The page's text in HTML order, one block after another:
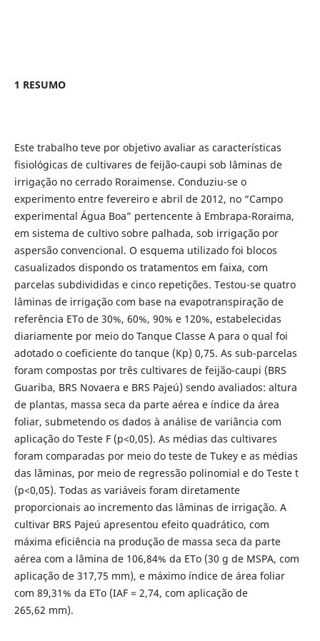
1 RESUMO
Este trabalho teve por objetivo avaliar as características
fisiológicas de cultivares de feijão-caupi sob lâminas de
irrigação no cerrado Roraimense. Conduziu-se o
experimento entre fevereiro e abril de 2012, no “Campo
experimental Água Boa” pertencente à Embrapa-Roraima,
em sistema de cultivo sobre palhada, sob irrigação por
aspersão convencional. O esquema utilizado foi blocos
casualizados dispondo os tratamentos em faixa, com
parcelas subdivididas e cinco repetições. Testou-se quatro
lâminas de irrigação com base na evapotranspiração de
referência ETo de 30%, 60%, 90% e 120%, estabelecidas
diariamente por meio do Tanque Classe A para o qual foi
adotado o coeficiente do tanque (Kp) 0,75. As sub-parcelas
foram compostas por três cultivares de feijão-caupi (BRS
Guariba, BRS Novaera e BRS Pajeú) sendo avaliados: altura
de plantas, massa seca da parte aérea e índice da área
foliar, submetendo os dados à análise de variância com
aplicação do Teste F (p<0,05). As médias das cultivares
foram comparadas por meio do teste de Tukey e as médias
das lâminas, por meio de regressão polinomial e do Teste t
(p<0,05). Todas as variáveis foram diretamente
proporcionais ao incremento das lâminas de irrigação. A
cultivar BRS Pajeú apresentou efeito quadrático, com
máxima eficiência na produção de massa seca da parte
aérea com a lâmina de 106,84% da ETo (30 g de MSPA, com
aplicação de 317,75 mm), e máximo índice de área foliar
com 89,31% da ETo (IAF = 2,74, com aplicação de
265,62 mm).